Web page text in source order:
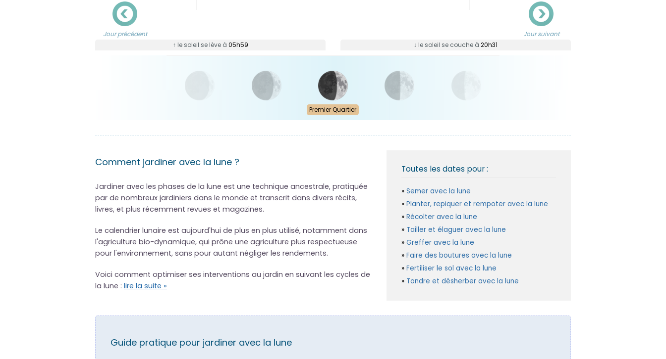
Jour précédent
Jour suivant
↑ le soleil se lève à 05h59 ↓ le soleil se couche à 20h31
Premier Quartier
Comment jardiner avec la lune ?
Jardiner avec les phases de la lune est une technique ancestrale, pratiquée
par de nombreux jardiniers dans le monde et transcrit dans divers récits,
livres, et plus récemment revues et magazines.
Le calendrier lunaire est aujourd'hui de plus en plus utilisé, notamment dans
l'agriculture bio-dynamique, qui prône une agriculture plus respectueuse
pour l'environnement, sans pour autant négliger les rendements.
Voici comment optimiser ses interventions au jardin en suivant les cycles de
la lune : lire la suite »
Toutes les dates pour :
Semer avec la lune
Planter, repiquer et rempoter avec la lune
Récolter avec la lune
Tailler et élaguer avec la lune
Greffer avec la lune
Faire des boutures avec la lune
Fertiliser le sol avec la lune
Tondre et désherber avec la lune
Guide pratique pour jardiner avec la lune